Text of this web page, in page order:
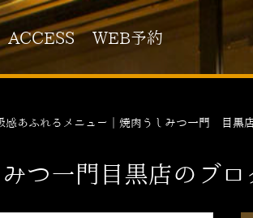
ACCESS WEB予約
感あふれるメニュー｜焼肉うしみつ一門 目黒
つ一門目黒店のブロ